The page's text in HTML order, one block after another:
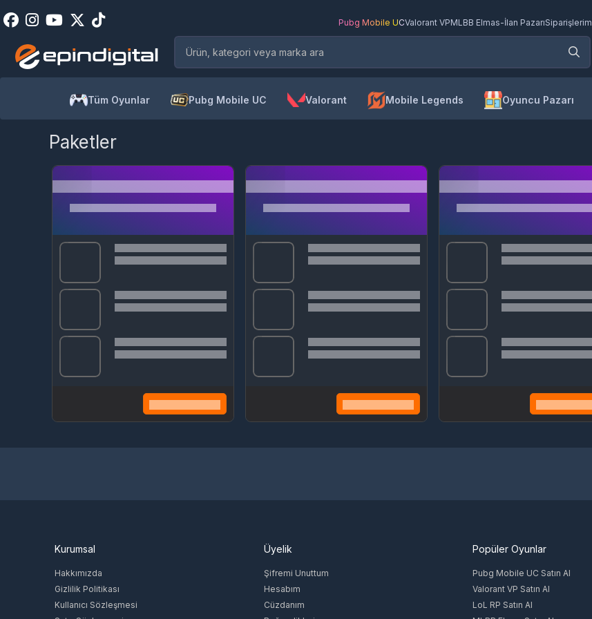
Pubg Mobile UCValorant VPMLBB Elmas-İlan PazarıSiparişlerim
Tüm Oyunlar Pubg Mobile UC Valorant Mobile Legends Oyuncu Pazarı
Paketler
Kurumsal
Hakkımızda
Gizlilik Politikası
Kullanıcı Sözleşmesi
Üyelik
Şifremi Unuttum
Hesabım
Cüzdanım
Popüler Oyunlar
Pubg Mobile UC Satın Al
Valorant VP Satın Al
LoL RP Satın Al